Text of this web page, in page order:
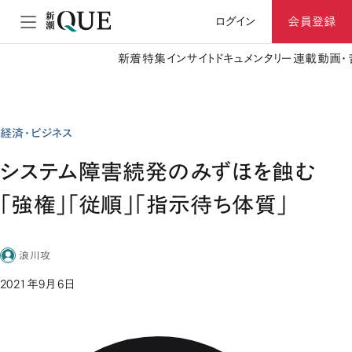
ログイン 会員登録
新着特集 インサイト ドキュメンタリー 連載動画
経済・ビジネス
システム障害続発のみずほを蝕む
「強権」「従順」「指示待ち体質」
浪川攻
2021年9月6日